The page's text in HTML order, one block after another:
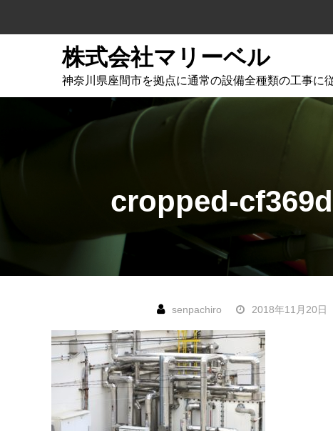
株式会社マリーベル
神奈川県座間市を拠点に通常の設備全種類の工事に
cropped-
2018年11月20日